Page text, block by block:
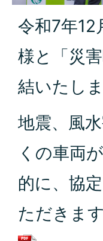
令和7年12
様と「災
結いたしま
地震、風
くの車両
的に、協
ただきます